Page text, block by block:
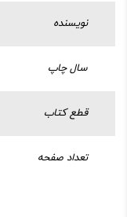
نویسنده
سال چاپ
قطع کتاب
تعداد صفحه